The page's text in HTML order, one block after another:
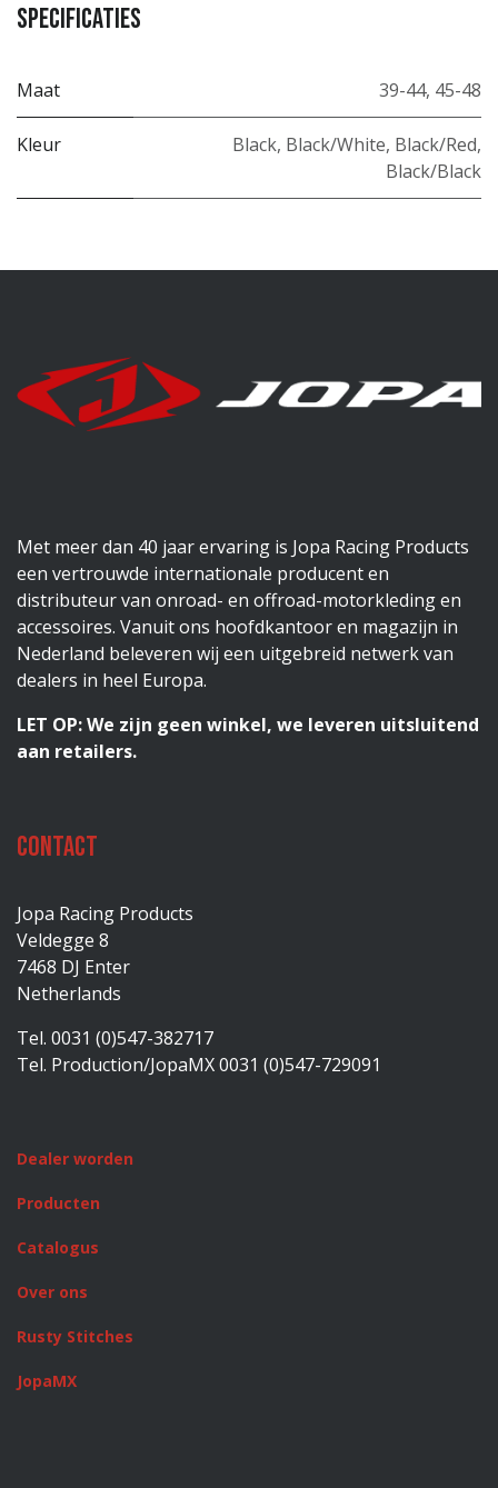
Specificaties
Maat 39-44, 45-48
Kleur Black, Black/White, Black/Red,
Black/Black
Met meer dan 40 jaar ervaring is Jopa Racing Products
een vertrouwde internationale producent en
distributeur van onroad- en offroad-motorkleding en
accessoires. Vanuit ons hoofdkantoor en magazijn in
Nederland beleveren wij een uitgebreid netwerk van
dealers in heel Europa.
LET OP: We zijn geen winkel, we leveren uitsluitend
aan retailers.
Contact
Jopa Racing Products
Veldegge 8
7468 DJ Enter
Netherlands
Tel. 0031 (0)547-382717
Tel. Production/JopaMX 0031 (0)547-729091
Dealer worden
Producten
Catalogus
Over ons
Rusty Stitches
JopaMX